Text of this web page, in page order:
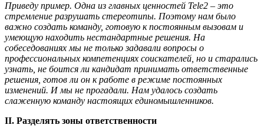
Приведу пример. Одна из главных ценностей Tele2 – это
стремление разрушать стереотипы. Поэтому нам было
важно создать команду, готовую к постоянным вызовам и
умеющую находить нестандартные решения. На
собеседованиях мы не только задавали вопросы о
профессиональных компетенциях соискателей, но и старались
узнать, не боится ли кандидат принимать ответственные
решения, готов ли он к работе в режиме постоянных
изменений. И мы не прогадали. Нам удалось создать
слаженную команду настоящих единомышленников.
II. Разделять зоны ответственности